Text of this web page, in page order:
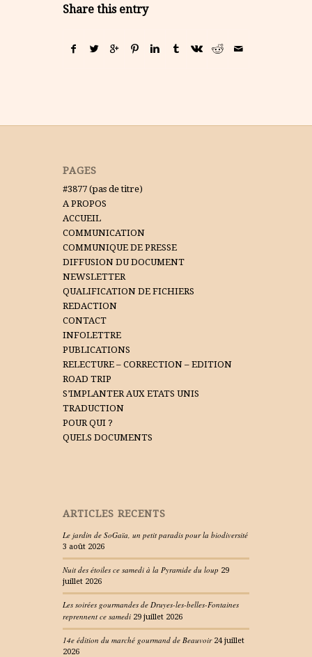
Share this entry
PAGES
#3877 (pas de titre)
A PROPOS
ACCUEIL
COMMUNICATION
COMMUNIQUE DE PRESSE
DIFFUSION DU DOCUMENT
NEWSLETTER
QUALIFICATION DE FICHIERS
REDACTION
CONTACT
INFOLETTRE
PUBLICATIONS
RELECTURE – CORRECTION – EDITION
ROAD TRIP
S’IMPLANTER AUX ETATS UNIS
TRADUCTION
POUR QUI ?
QUELS DOCUMENTS
ARTICLES RECENTS
Le jardin de SoGaïa, un petit paradis pour la biodiversité
3 août 2026
Nuit des étoiles ce samedi à la Pyramide du loup 29
juillet 2026
Les soirées gourmandes de Druyes-les-belles-Fontaines
reprennent ce samedi 29 juillet 2026
14e édition du marché gourmand de Beauvoir 24 juillet
2026